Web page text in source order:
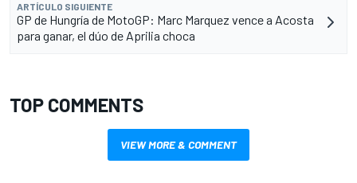
ARTÍCULO SIGUIENTE
GP de Hungría de MotoGP: Marc Marquez vence a Acosta
para ganar, el dúo de Aprilia choca
TOP COMMENTS
VIEW MORE & COMMENT